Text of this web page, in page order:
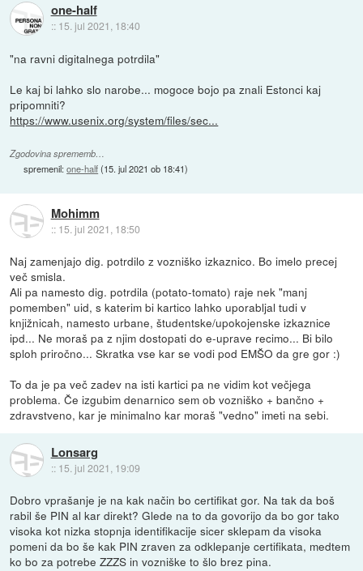
one-half
:: 15. jul 2021, 18:40
"na ravni digitalnega potrdila"
Le kaj bi lahko slo narobe... mogoce bojo pa znali Estonci kaj
pripomniti?
https://www.usenix.org/system/files/sec...
Zgodovina sprememb…
spremenil:one-half(15. jul 2021 ob 18:41)
Mohimm
:: 15. jul 2021, 18:50
Naj zamenjajo dig. potrdilo z vozniško izkaznico. Bo imelo precej
več smisla.
Ali pa namesto dig. potrdila (potato-tomato) raje nek "manj
pomemben" uid, s katerim bi kartico lahko uporabljal tudi v
knjižnicah, namesto urbane, študentske/upokojenske izkaznice
ipd... Ne moraš pa z njim dostopati do e-uprave recimo... Bi bilo
sploh priročno... Skratka vse kar se vodi pod EMŠO da gre gor :)
To da je pa več zadev na isti kartici pa ne vidim kot večjega
problema. Če izgubim denarnico sem ob vozniško + bančno +
zdravstveno, kar je minimalno kar moraš "vedno" imeti na sebi.
Lonsarg
:: 15. jul 2021, 19:09
Dobro vprašanje je na kak način bo certifikat gor. Na tak da boš
rabil še PIN al kar direkt? Glede na to da govorijo da bo gor tako
visoka kot nizka stopnja identifikacije sicer sklepam da visoka
pomeni da bo še kak PIN zraven za odklepanje certifikata, medtem
ko bo za potrebe ZZZS in vozniške to šlo brez pina.